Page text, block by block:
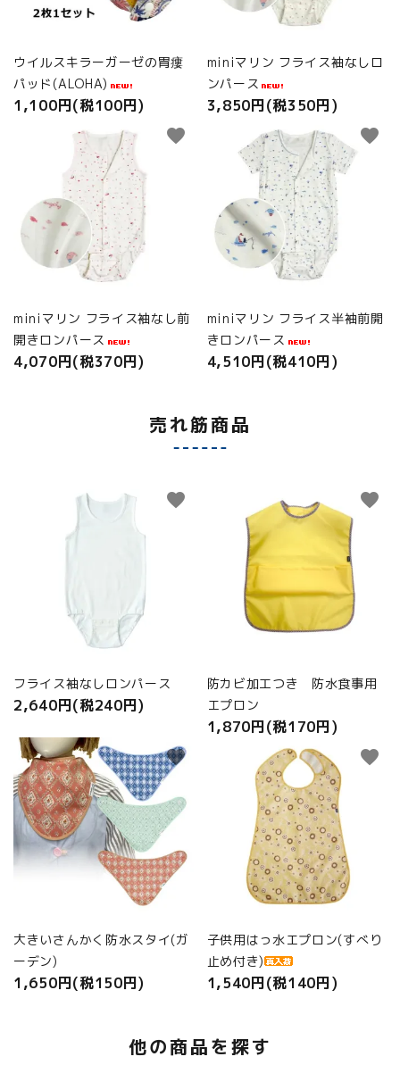
ウイルスキラーガーゼの胃瘻
パッド(ALOHA)
1,100円(税100円)
miniマリン フライス袖なしロ
ンパース
3,850円(税350円)
miniマリン フライス袖なし前
開きロンパース
4,070円(税370円)
favorite
miniマリン フライス半袖前開
きロンパース
4,510円(税410円)
favorite
売れ筋商品
フライス袖なしロンパース
2,640円(税240円)
favorite
防カビ加工つき 防水食事用
エプロン
1,870円(税170円)
favorite
大きいさんかく防水スタイ(ガ
ーデン)
1,650円(税150円)
favorite
子供用はっ水エプロン(すべり
止め付き)
1,540円(税140円)
favorite
他の商品を探す